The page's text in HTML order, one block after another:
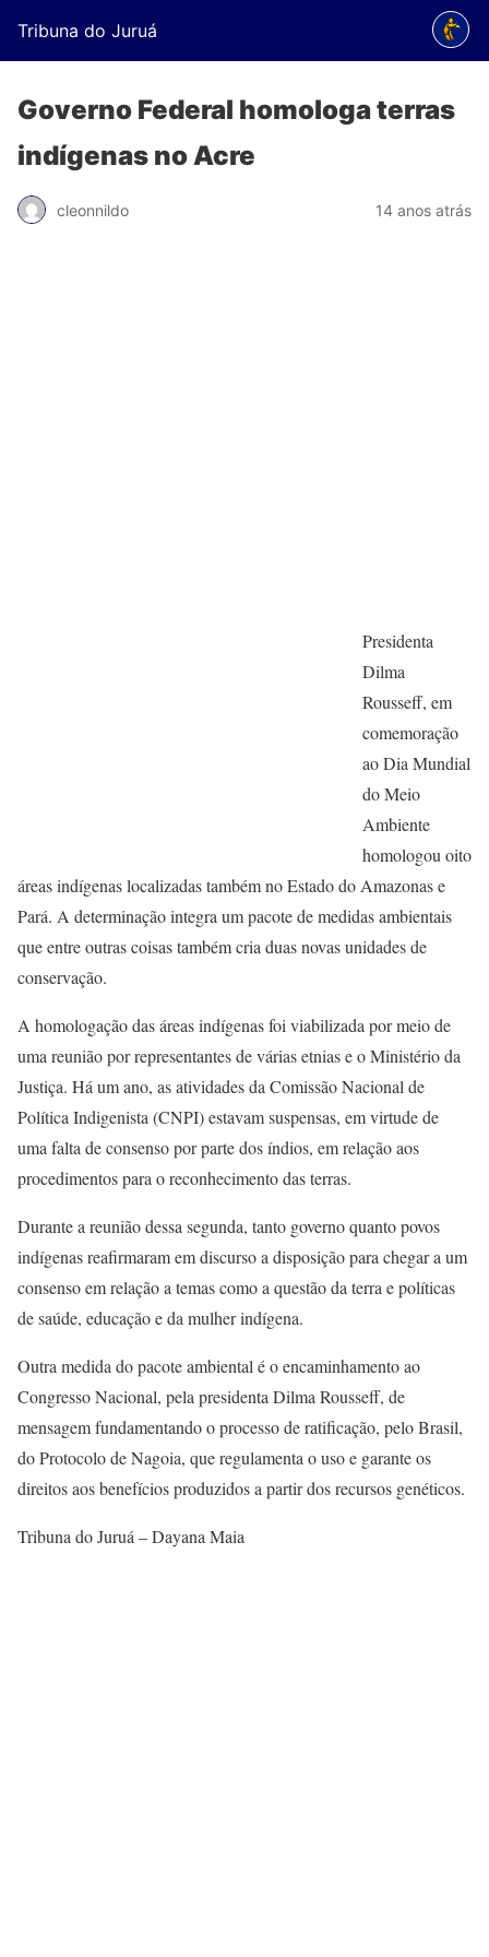
Tribuna do Juruá
Governo Federal homologa terras
indígenas no Acre
cleonnildo 14 anos atrás
Presidenta
Dilma
Rousseff, em
comemoração
ao Dia Mundial
do Meio
Ambiente
homologou oito
áreas indígenas localizadas também no Estado do Amazonas e
Pará. A determinação integra um pacote de medidas ambientais
que entre outras coisas também cria duas novas unidades de
conservação.
A homologação das áreas indígenas foi viabilizada por meio de
uma reunião por representantes de várias etnias e o Ministério da
Justiça. Há um ano, as atividades da Comissão Nacional de
Política Indigenista (CNPI) estavam suspensas, em virtude de
uma falta de consenso por parte dos índios, em relação aos
procedimentos para o reconhecimento das terras.
Durante a reunião dessa segunda, tanto governo quanto povos
indígenas reafirmaram em discurso a disposição para chegar a um
consenso em relação a temas como a questão da terra e políticas
de saúde, educação e da mulher indígena.
Outra medida do pacote ambiental é o encaminhamento ao
Congresso Nacional, pela presidenta Dilma Rousseff, de
mensagem fundamentando o processo de ratificação, pelo Brasil,
do Protocolo de Nagoia, que regulamenta o uso e garante os
direitos aos benefícios produzidos a partir dos recursos genéticos.
Tribuna do Juruá – Dayana Maia